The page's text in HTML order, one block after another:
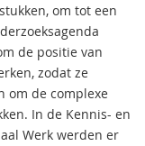
om tot een
de positie van
zodat ze
om de complexe
In de Kennis- en
Werk werden er